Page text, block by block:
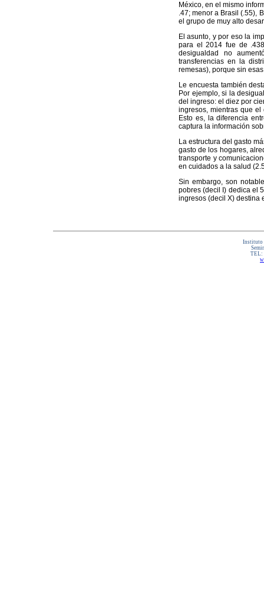
México, en el mismo
.47; menor a Brasil (.55),
el grupo de muy alto
El asunto, y por eso la
para el 2014 fue de
desigualdad no
transferencias en la
remesas), porque sin
Le encuesta también
Por ejemplo, si la
del ingreso: el diez por
ingresos, mientras que
Esto es, la diferencia
captura la información
La estructura del gasto
gasto de los hogares,
transporte y
en cuidados a la salud
Sin embargo, son
pobres (decil I) dedica el
ingresos (decil X) destina
Instituto
TEL: